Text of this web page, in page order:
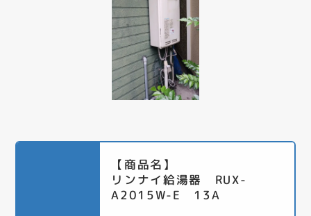
【商品名】
リンナイ給湯器 RUX-
A2015W-E 13A